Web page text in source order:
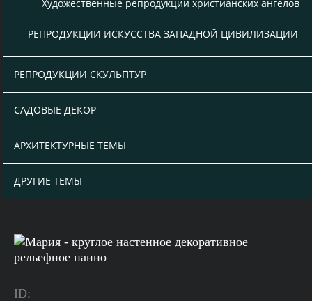
Художественные репродукции христианских ангелов
РЕПРОДУКЦИИ ИСКУССТВА ЗАПАДНОЙ ЦИВИЛИЗАЦИИ
РЕПРОДУКЦИИ СКУЛЬПТУР
САДОВЫЕ ДЕКОР
АРХИТЕКТУРНЫЕ ТЕМЫ
ДРУГИЕ ТЕМЫ
ID: